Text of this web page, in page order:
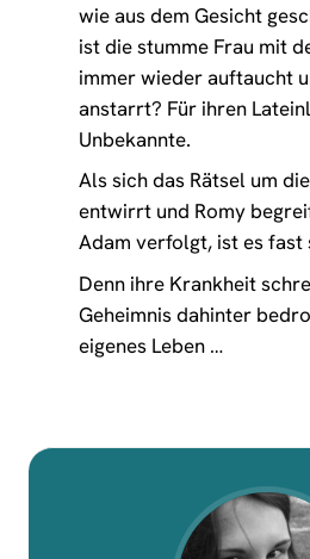
wie aus dem Gesicht
ist die stumme Frau mit
immer wieder auftaucht
anstarrt? Für ihren
Unbekannte.
Als sich das Rätsel um
entwirrt und Romy
Adam verfolgt, ist es fast
Denn ihre Krankheit
Geheimnis dahinter
eigenes Leben …